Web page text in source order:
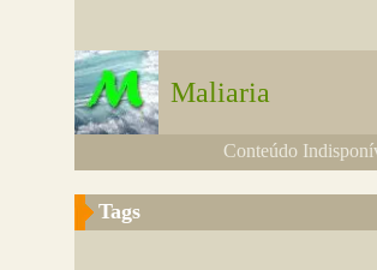
Maliaria
Conteúdo
Tags